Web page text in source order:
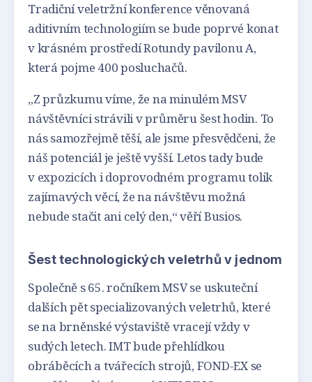
Tradiční veletržní konference věnovaná
aditivním technologiím se bude poprvé konat
v krásném prostředí Rotundy pavilonu A,
která pojme 400 posluchačů.
„Z průzkumu víme, že na minulém MSV
návštěvníci strávili v průměru šest hodin. To
nás samozřejmě těší, ale jsme přesvědčeni, že
náš potenciál je ještě vyšší. Letos tady bude
v expozicích i doprovodném programu tolik
zajímavých věcí, že na návštěvu možná
nebude stačit ani celý den,“ věří Busios.
Šest technologických veletrhů v jednom
Společně s 65. ročníkem MSV se uskuteční
dalších pět specializovaných veletrhů, které
se na brněnské výstaviště vracejí vždy v
sudých letech. IMT bude přehlídkou
obráběcích a tvářecích strojů, FOND-EX se